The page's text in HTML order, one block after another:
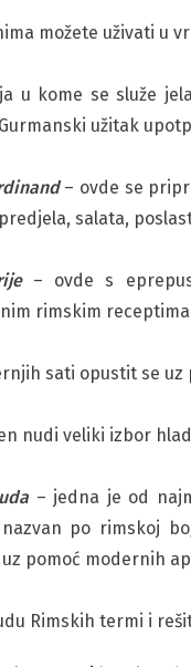
možete uživati u
u kome se služe
užitak
– ovde se
salata,
– ovde s
rimskim
sati opustit se uz
nudi veliki izbor
– jedna je od
po rimskoj
pomoć modernih
Rimskih termi i